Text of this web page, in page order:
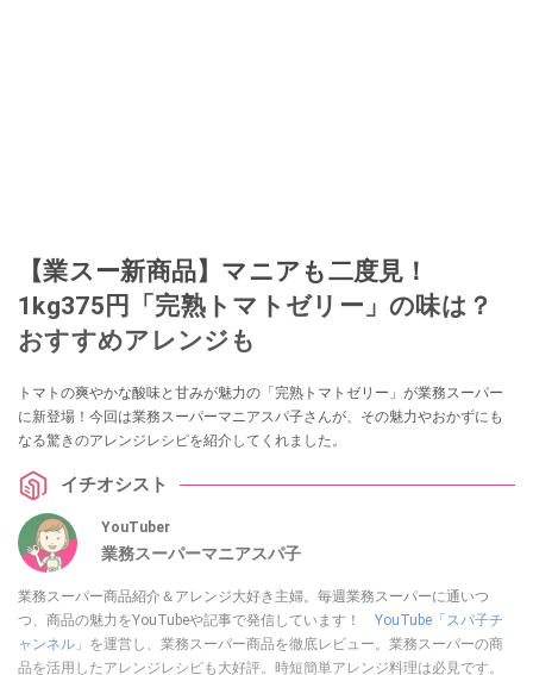
【業スー新商品】マニアも二度見！
1kg375円「完熟トマトゼリー」の味は？
おすすめアレンジも
トマトの爽やかな酸味と甘みが魅力の「完熟トマトゼリー」が業務スーパー
に新登場！今回は業務スーパーマニアスパ子さんが、その魅力やおかずにも
なる驚きのアレンジレシピを紹介してくれました。
イチオシスト
YouTuber
業務スーパーマニアスパ子
業務スーパー商品紹介＆アレンジ大好き主婦。毎週業務スーパーに通いつ
つ、商品の魅力をYouTubeや記事で発信しています！ YouTube「スパ子チ
ャンネル」 を運営し、業務スーパー商品を徹底レビュー。業務スーパーの商
品を活用したアレンジレシピも大好評。時短簡単アレンジ料理は必見です。